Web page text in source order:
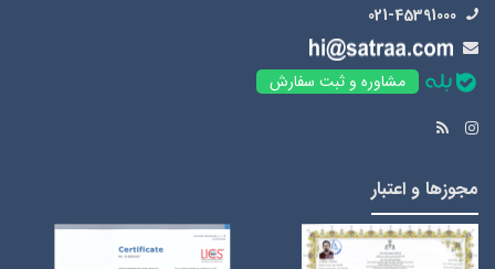
021-45391000
مشاوره و ثبت سفارش
مجوزها و اعتبار